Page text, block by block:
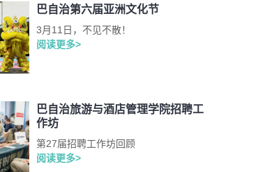
巴自治第六届亚洲文化节
3月11日，不见不散！
阅读更多>
巴自治旅游与酒店管理学院招聘工
作坊
第27届招聘工作坊回顾
阅读更多>